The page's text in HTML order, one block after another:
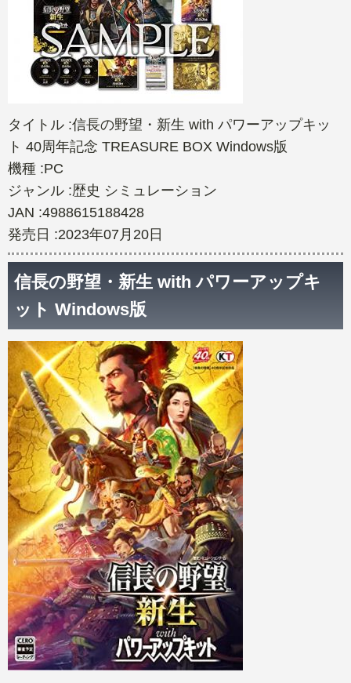
タイトル :信長の野望・新生 with パワーアップキッ
ト 40周年記念 TREASURE BOX Windows版
機種 :PC
ジャンル :歴史 シミュレーション
JAN :4988615188428
発売日 :2023年07月20日
信長の野望・新生 with パワーアップキ
ット Windows版